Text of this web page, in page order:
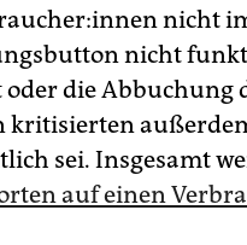
nicht
nicht
die Abbuchung
sei. Insgesamt
auf einen